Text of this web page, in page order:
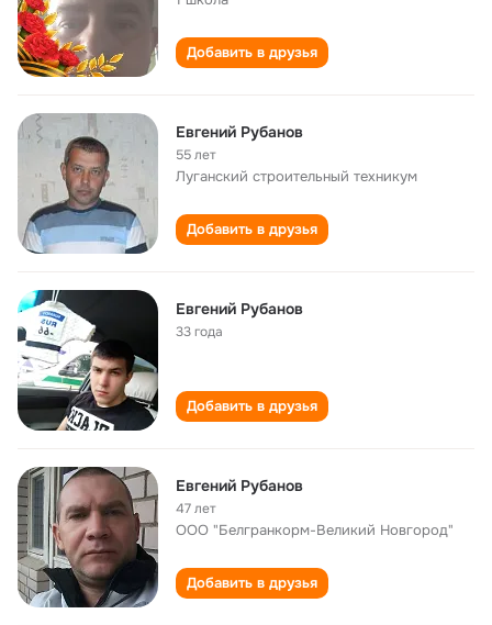
Добавить в друзья
Евгений Рубанов
55 лет
Луганский строительный техникум
Добавить в друзья
Евгений Рубанов
33 года
Добавить в друзья
Евгений Рубанов
47 лет
ООО "Белгранкорм-Великий Новгород"
Добавить в друзья